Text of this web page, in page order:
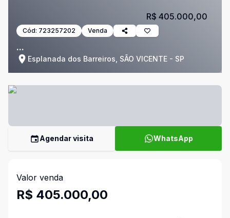
Cód: 723257202 Venda
...
Esplanada dos Barreiros, SÃO VICENTE - SP
R$ 405.000,00
Agendar visita WhatsApp
Valor venda
R$ 405.000,00